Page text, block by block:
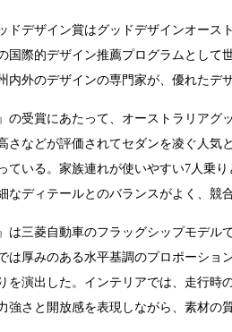
ドデザイン賞はグッドデザインオース
国際的デザイン推薦プログラムとして
内外のデザインの専門家が、優れたデ
の受賞にあたって、オーストラリアグ
さなどが評価されてセダンを凌ぐ人
ている。家族連れが使いやすい7人乗
なディテールとのバランスがよく、競
は三菱自動車のフラッグシップモデ
は厚みのある水平基調のプロポーシ
を演出した。インテリアでは、走行
強さと開放感を表現しながら、素材の